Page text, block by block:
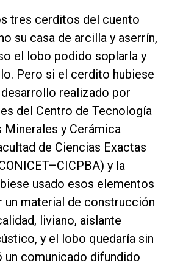
tres cerditos del cuento
su casa de arcilla y aserrín,
el lobo podido soplarla y
Pero si el cerdito hubiese
realizado por
del Centro de Tecnología
Minerales y Cerámica
de Ciencias Exactas
y la
usado esos elementos
un material de construcción
liviano, aislante
y el lobo quedaría sin
un comunicado difundido